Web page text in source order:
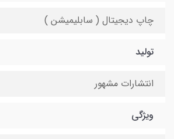
چاپ دیجیتال ( سابلیمیشن )
تولید
انتشارات مشهور
ویژگی